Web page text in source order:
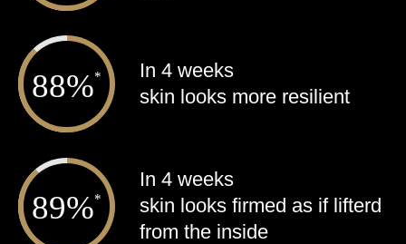
%*
In 4 weeks
skin looks more resilient
%*
In 4 weeks
skin looks firmed as if lifterd
from the inside